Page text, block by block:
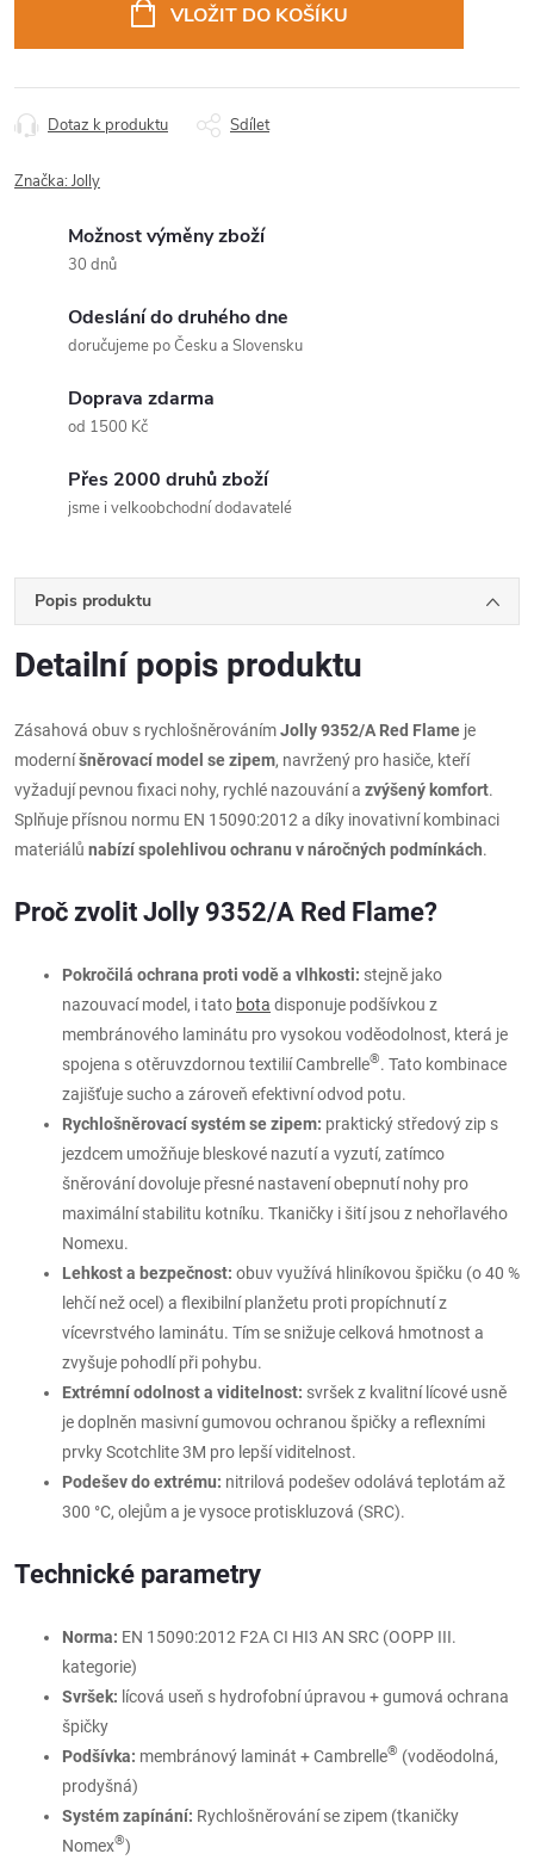
VLOŽIT DO KOŠÍKU
Dotaz k produktu Sdílet
Značka:Jolly
Možnost výměny zboží
30 dnů
Odeslání do druhého dne
doručujeme po Česku a Slovensku
Doprava zdarma
od 1500 Kč
Přes 2000 druhů zboží
jsme i velkoobchodní dodavatelé
Popis produktu
Detailní popis produktu
Zásahová obuv s rychlošněrovánímJolly 9352/A Red Flame je
moderníšněrovací model se zipem, navržený pro hasiče, kteří
vyžadují pevnou fixaci nohy, rychlé nazouvání a zvýšený komfort.
Splňuje přísnou normu EN 15090:2012 a díky inovativní kombinaci
materiálů nabízí spolehlivou ochranu v náročných podmínkách.
Proč zvolit Jolly 9352/A Red Flame?
Pokročilá ochrana proti vodě a vlhkosti: stejně jako
nazouvací model, i tato bota disponuje podšívkou z
membránového laminátu pro vysokou voděodolnost, která je
spojena s otěruvzdornou textilií Cambrelle®. Tato kombinace
zajišťuje sucho a zároveň efektivní odvod potu.
Rychlošněrovací systém se zipem: praktický středový zip s
jezdcem umožňuje bleskové nazutí a vyzutí, zatímco
šněrování dovoluje přesné nastavení obepnutí nohy pro
maximální stabilitu kotníku. Tkaničky i šití jsou z nehořlavého
Nomexu.
Lehkost a bezpečnost: obuv využívá hliníkovou špičku (o 40 %
lehčí než ocel) a flexibilní planžetu proti propíchnutí z
vícevrstvého laminátu. Tím se snižuje celková hmotnost a
zvyšuje pohodlí při pohybu.
Extrémní odolnost a viditelnost: svršek z kvalitní lícové usně
je doplněn masivní gumovou ochranou špičky a reflexními
prvky Scotchlite 3M pro lepší viditelnost.
Podešev do extrému: nitrilová podešev odolává teplotám až
300 °C, olejům a je vysoce protiskluzová (SRC).
Technické parametry
Norma: EN 15090:2012 F2A CI HI3 AN SRC (OOPP III.
kategorie)
Svršek: lícová useň s hydrofobní úpravou + gumová ochrana
špičky
Podšívka: membránový laminát + Cambrelle® (voděodolná,
prodyšná)
Systém zapínání: Rychlošněrování se zipem (tkaničky
Nomex®)